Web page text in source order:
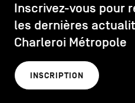
Inscrivez-vous pour
les dernières
Charleroi Métropole
INSCRIPTION